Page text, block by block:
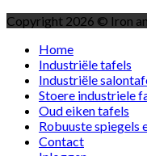
Copyright 2026 © Iron
Home
Industriële tafels
Industriële
Stoere industriele
Oud eiken tafels
Robuuste spiegels
Contact